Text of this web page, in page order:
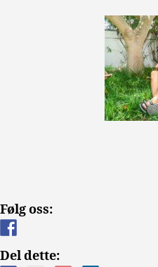
Følg oss:
Del dette: